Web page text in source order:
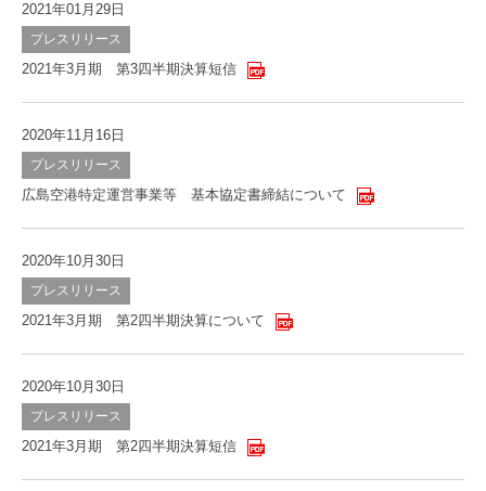
2021年01月29日
プレスリリース
2021年3月期 第3四半期決算短信
2020年11月16日
プレスリリース
広島空港特定運営事業等 基本協定書締結について
2020年10月30日
プレスリリース
2021年3月期 第2四半期決算について
2020年10月30日
プレスリリース
2021年3月期 第2四半期決算短信